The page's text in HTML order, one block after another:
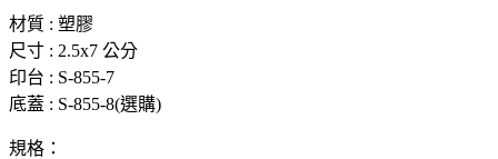
材質 : 塑膠
尺寸 : 2.5x7 公分
印台 : S-855-7
底蓋 : S-855-8(選購)
規格：